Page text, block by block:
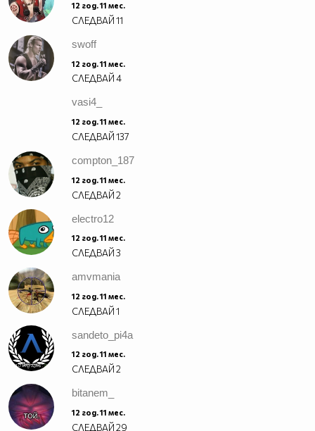
12 год. 11 мес.
СЛЕДВАЙ11
swoff
12 год. 11 мес.
СЛЕДВАЙ4
vasi4_
12 год. 11 мес.
СЛЕДВАЙ137
compton_187
12 год. 11 мес.
СЛЕДВАЙ2
electro12
12 год. 11 мес.
СЛЕДВАЙ3
amvmania
12 год. 11 мес.
СЛЕДВАЙ1
sandeto_pi4a
12 год. 11 мес.
СЛЕДВАЙ2
bitanem_
12 год. 11 мес.
СЛЕДВАЙ29